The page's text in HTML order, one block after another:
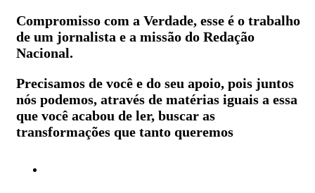
Compromisso com a Verdade, esse é o trabalho
de um jornalista e a missão do Redação
Nacional.
Precisamos de você e do seu apoio, pois juntos
nós podemos, através de matérias iguais a essa
que você acabou de ler, buscar as
transformações que tanto queremos